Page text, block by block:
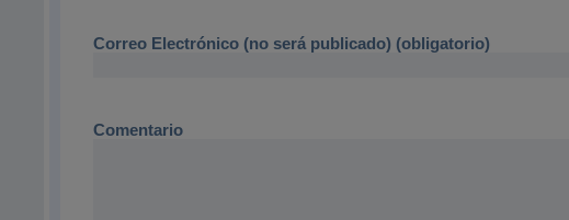
Correo Electrónico (no será publicado) (obligatorio)
Comentario